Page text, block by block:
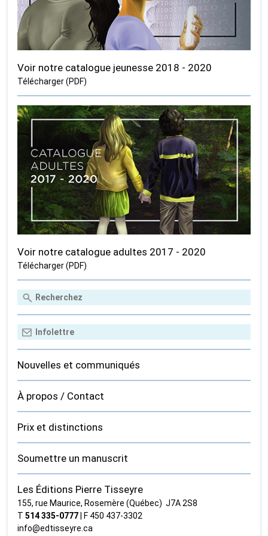
Voir notre catalogue jeunesse 2018 - 2020
Télécharger (PDF)
Voir notre catalogue adultes 2017 - 2020
Télécharger (PDF)
Nouvelles et communiqués
À propos / Contact
Prix et distinctions
Soumettre un manuscrit
Les Éditions Pierre Tisseyre
155, rue Maurice, Rosemère (Québec) J7A 2S8
T514 335‑0777 | F 450 437‑3302
info@edtisseyre.ca